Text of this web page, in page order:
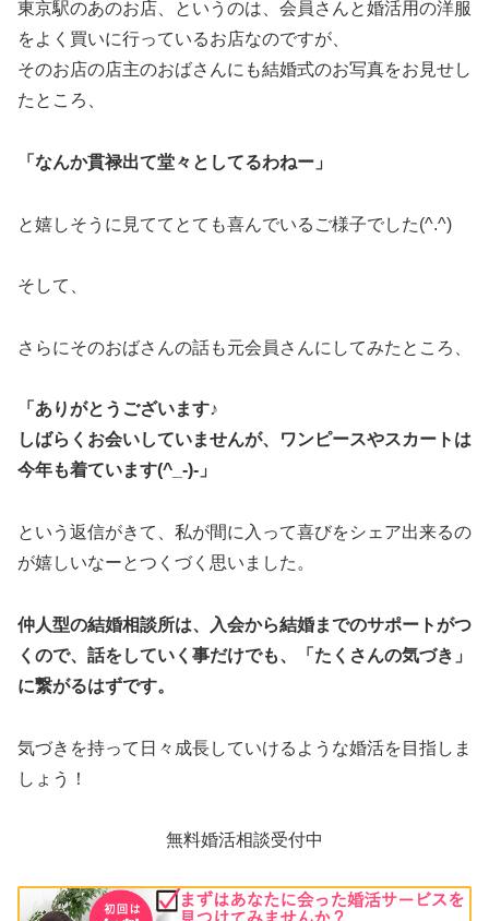
東京駅のあのお店、というのは、会員さんと婚活用の洋服
をよく買いに行っているお店なのですが、
そのお店の店主のおばさんにも結婚式のお写真をお見せし
たところ、
「なんか貫禄出て堂々としてるわねー」
と嬉しそうに見ててとても喜んでいるご様子でした(^.^)
そして、
さらにそのおばさんの話も元会員さんにしてみたところ、
「ありがとうございます♪
しばらくお会いしていませんが、ワンピースやスカートは
今年も着ています(^_-)-」
という返信がきて、私が間に入って喜びをシェア出来るの
が嬉しいなーとつくづく思いました。
仲人型の結婚相談所は、入会から結婚までのサポートがつ
くので、話をしていく事だけでも、「たくさんの気づき」
に繋がるはずです。
気づきを持って日々成長していけるような婚活を目指しま
しょう！
無料婚活相談受付中